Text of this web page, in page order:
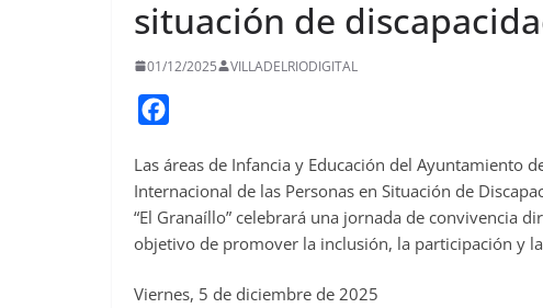
situación de
01/12/2025 VILLADELRIODIGITAL
c
e
b
o
Las áreas de Infancia y Educación del Ayuntamiento
Internacional de las Personas en Situación de
“El Granaíllo” celebrará una jornada de convivencia
objetivo de promover la inclusión, la participación y
Viernes, 5 de diciembre de 2025